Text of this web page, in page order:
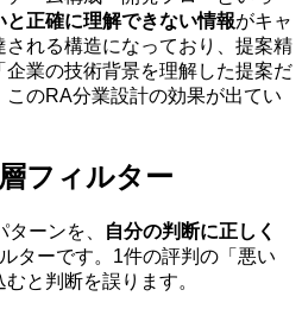
正確に理解できない情報がキャ
される構造になっており、提案精
業の技術背景を理解した提案だ
のRA分業設計の効果が出てい
フィルター
ーンを、
自分の判断に正しく
ターです。1件の評判の「悪い
と判断を誤ります。